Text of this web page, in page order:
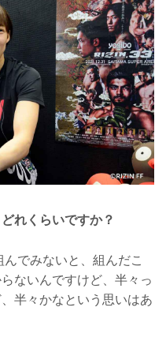
れくらいですか？
でみないと、組んだこ
ないんですけど、半々っ
半々かなという思いはあ